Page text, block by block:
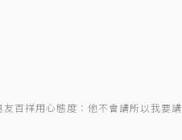
百祥用心態度：他不會講所以我要講